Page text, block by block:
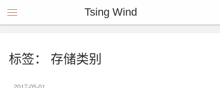
Tsing Wind
标签： 存储类别